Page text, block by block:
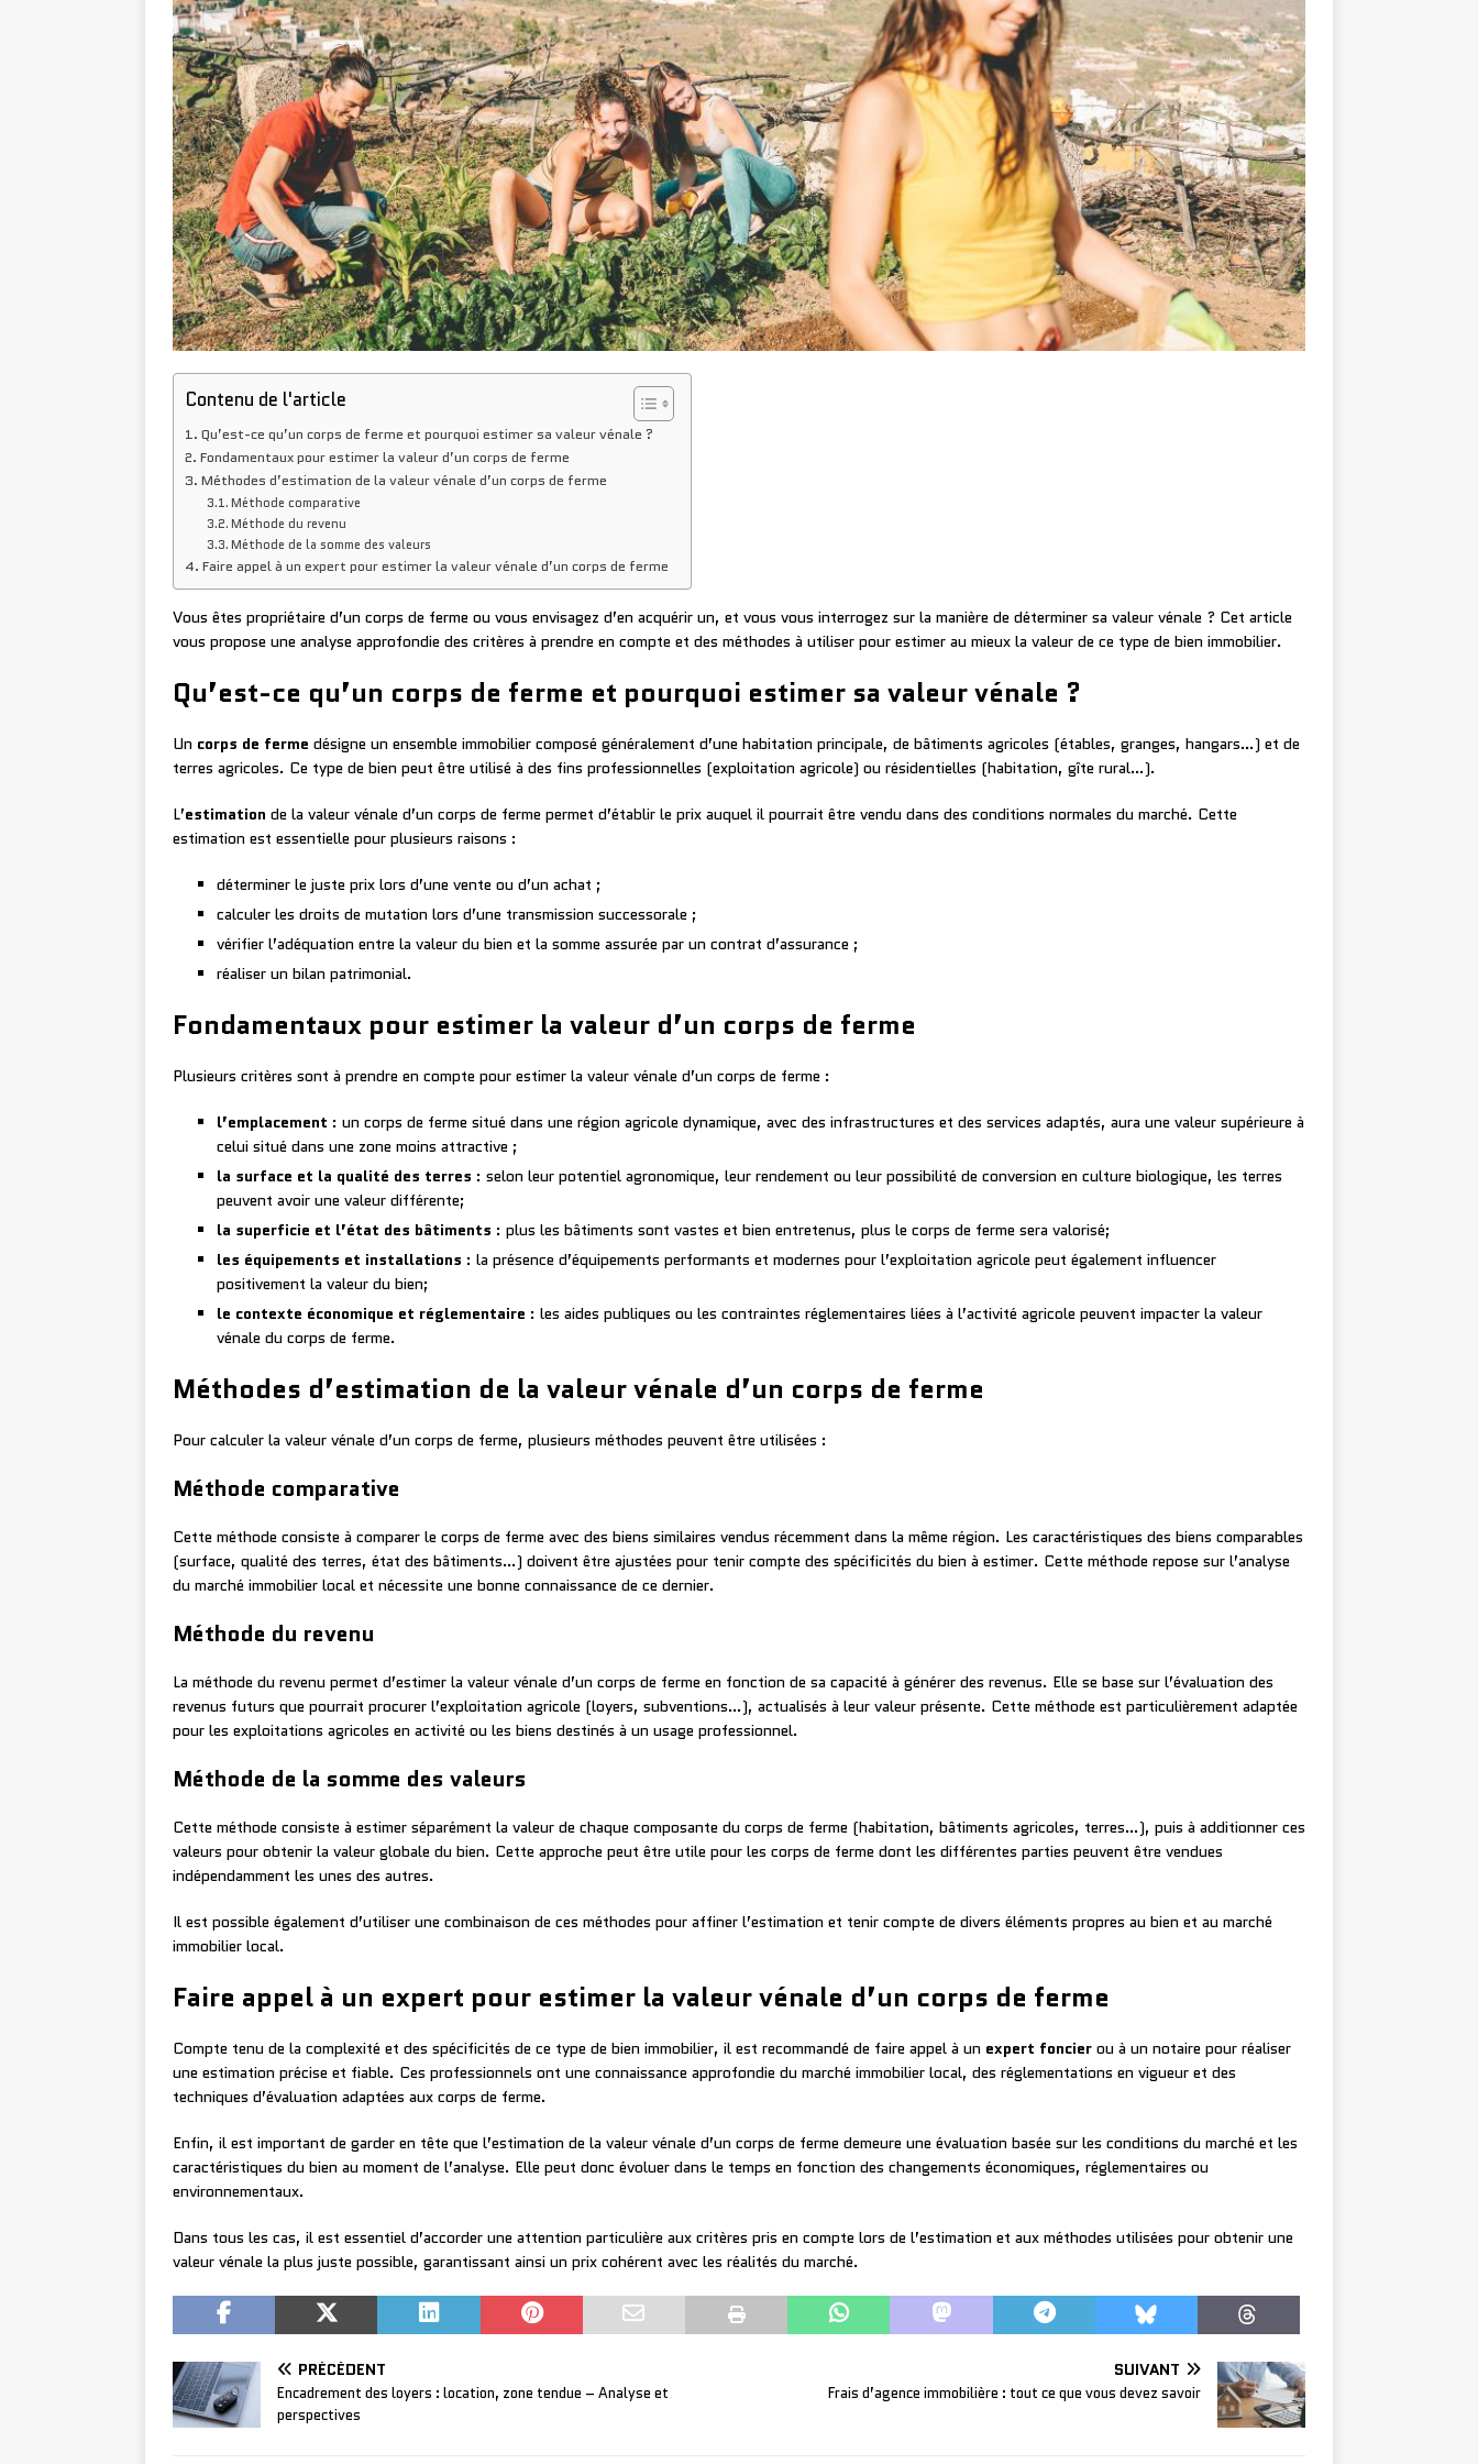
Contenu de l'article
Qu’est-ce qu’un corps de ferme et pourquoi estimer sa valeur vénale ?
Fondamentaux pour estimer la valeur d’un corps de ferme
Méthodes d’estimation de la valeur vénale d’un corps de ferme
Méthode comparative
Méthode du revenu
Méthode de la somme des valeurs
Faire appel à un expert pour estimer la valeur vénale d’un corps de ferme
Vous êtes propriétaire d’un corps de ferme ou vous envisagez d’en acquérir un, et vous vous interrogez sur la manière de déterminer sa valeur vénale ? Cet article
vous propose une analyse approfondie des critères à prendre en compte et des méthodes à utiliser pour estimer au mieux la valeur de ce type de bien immobilier.
Qu’est-ce qu’un corps de ferme et pourquoi estimer sa valeur vénale ?
Un corps de ferme désigne un ensemble immobilier composé généralement d’une habitation principale, de bâtiments agricoles (étables, granges, hangars…) et de
terres agricoles. Ce type de bien peut être utilisé à des fins professionnelles (exploitation agricole) ou résidentielles (habitation, gîte rural…).
L’estimation de la valeur vénale d’un corps de ferme permet d’établir le prix auquel il pourrait être vendu dans des conditions normales du marché. Cette
estimation est essentielle pour plusieurs raisons :
déterminer le juste prix lors d’une vente ou d’un achat ;
calculer les droits de mutation lors d’une transmission successorale ;
vérifier l’adéquation entre la valeur du bien et la somme assurée par un contrat d’assurance ;
réaliser un bilan patrimonial.
Fondamentaux pour estimer la valeur d’un corps de ferme
Plusieurs critères sont à prendre en compte pour estimer la valeur vénale d’un corps de ferme :
l’emplacement : un corps de ferme situé dans une région agricole dynamique, avec des infrastructures et des services adaptés, aura une valeur supérieure à
celui situé dans une zone moins attractive ;
la surface et la qualité des terres : selon leur potentiel agronomique, leur rendement ou leur possibilité de conversion en culture biologique, les terres
peuvent avoir une valeur différente;
la superficie et l’état des bâtiments : plus les bâtiments sont vastes et bien entretenus, plus le corps de ferme sera valorisé;
les équipements et installations : la présence d’équipements performants et modernes pour l’exploitation agricole peut également influencer
positivement la valeur du bien;
le contexte économique et réglementaire : les aides publiques ou les contraintes réglementaires liées à l’activité agricole peuvent impacter la valeur
vénale du corps de ferme.
Méthodes d’estimation de la valeur vénale d’un corps de ferme
Pour calculer la valeur vénale d’un corps de ferme, plusieurs méthodes peuvent être utilisées :
Méthode comparative
Cette méthode consiste à comparer le corps de ferme avec des biens similaires vendus récemment dans la même région. Les caractéristiques des biens comparables
(surface, qualité des terres, état des bâtiments…) doivent être ajustées pour tenir compte des spécificités du bien à estimer. Cette méthode repose sur l’analyse
du marché immobilier local et nécessite une bonne connaissance de ce dernier.
Méthode du revenu
La méthode du revenu permet d’estimer la valeur vénale d’un corps de ferme en fonction de sa capacité à générer des revenus. Elle se base sur l’évaluation des
revenus futurs que pourrait procurer l’exploitation agricole (loyers, subventions…), actualisés à leur valeur présente. Cette méthode est particulièrement adaptée
pour les exploitations agricoles en activité ou les biens destinés à un usage professionnel.
Méthode de la somme des valeurs
Cette méthode consiste à estimer séparément la valeur de chaque composante du corps de ferme (habitation, bâtiments agricoles, terres…), puis à additionner ces
valeurs pour obtenir la valeur globale du bien. Cette approche peut être utile pour les corps de ferme dont les différentes parties peuvent être vendues
indépendamment les unes des autres.
Il est possible également d’utiliser une combinaison de ces méthodes pour affiner l’estimation et tenir compte de divers éléments propres au bien et au marché
immobilier local.
Faire appel à un expert pour estimer la valeur vénale d’un corps de ferme
Compte tenu de la complexité et des spécificités de ce type de bien immobilier, il est recommandé de faire appel à un expert foncier ou à un notaire pour réaliser
une estimation précise et fiable. Ces professionnels ont une connaissance approfondie du marché immobilier local, des réglementations en vigueur et des
techniques d’évaluation adaptées aux corps de ferme.
Enfin, il est important de garder en tête que l’estimation de la valeur vénale d’un corps de ferme demeure une évaluation basée sur les conditions du marché et les
caractéristiques du bien au moment de l’analyse. Elle peut donc évoluer dans le temps en fonction des changements économiques, réglementaires ou
environnementaux.
Dans tous les cas, il est essentiel d’accorder une attention particulière aux critères pris en compte lors de l’estimation et aux méthodes utilisées pour obtenir une
valeur vénale la plus juste possible, garantissant ainsi un prix cohérent avec les réalités du marché.
PRÉCÉDENT
Encadrement des loyers : location, zone tendue – Analyse et
perspectives
SUIVANT
Frais d’agence immobilière : tout ce que vous devez savoir